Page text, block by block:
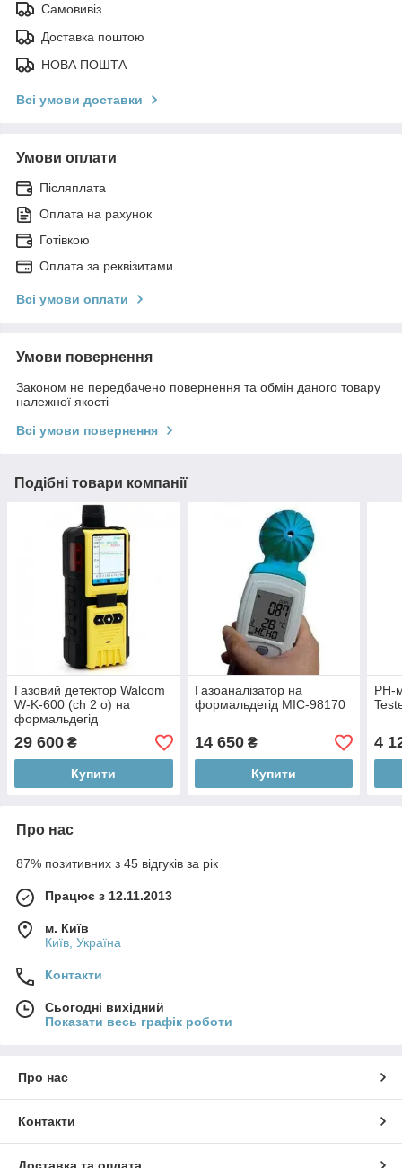
Самовивіз
Доставка поштою
НОВА ПОШТА
Всі умови доставки
Умови оплати
Післяплата
Оплата на рахунок
Готівкою
Оплата за реквізитами
Всі умови оплати
Умови повернення
Законом не передбачено повернення та обмін даного товару
належної якості
Всі умови повернення
Подібні товари компанії
Газовий детектор Walcom
W-K-600 (ch 2 o) на
формальдегід
29 600 ₴
Купити
Газоаналізатор на
формальдегід MIC-98170
14 650₴
Купити
PH-
4
Про нас
87% позитивних з 45 відгуків за рік
Працює з 12.11.2013
м. Київ
Київ, Україна
Контакти
Сьогодні вихідний
Показати весь графік роботи
Про нас
Контакти